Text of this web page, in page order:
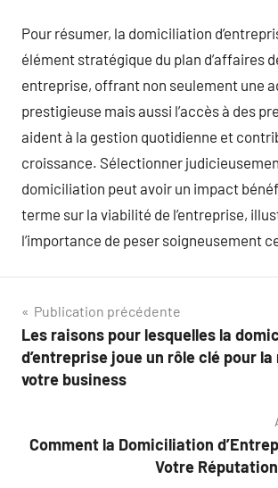
Pour résumer, la domiciliation
élément stratégique du plan d’affaires
entreprise, offrant non seulement une
prestigieuse mais aussi l’accès à des
aident à la gestion quotidienne et
croissance. Sélectionner
domiciliation peut avoir un impact
terme sur la viabilité de l’entreprise,
l’importance de peser soigneusement
Navigation
de
l’article
Publication précédente
Les raisons pour lesquelles la
d’entreprise joue un rôle clé pour
votre business
Comment la Domiciliation
Votre